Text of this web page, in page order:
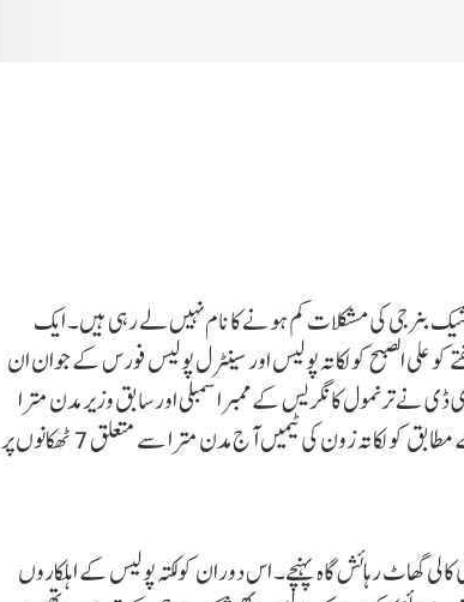
بنرجی کی مشکلات کم ہونے کا نام نہیں لے رہی ہیں۔ ایک
علی الصبح کولکاتہ پولیس اور سینٹرل پولیس فورس کے جوان ان
ڈی نے ترنمول کانگریس کے ممبراسمبلی اور سابق وزیر مدن مترا
سے متعلق ٹھکانوں پر چھاپے ماری شروع کردی ہے۔ ایجنسی کے مطابق کولکاتہ زون کی ٹیمیں آج مدن مترا سے متعلق 7 ٹھکانوں پر
گھاٹ رہائش گاہ پہنچے۔ اس دوران کولکتہ پولیس کے اہلکاروں